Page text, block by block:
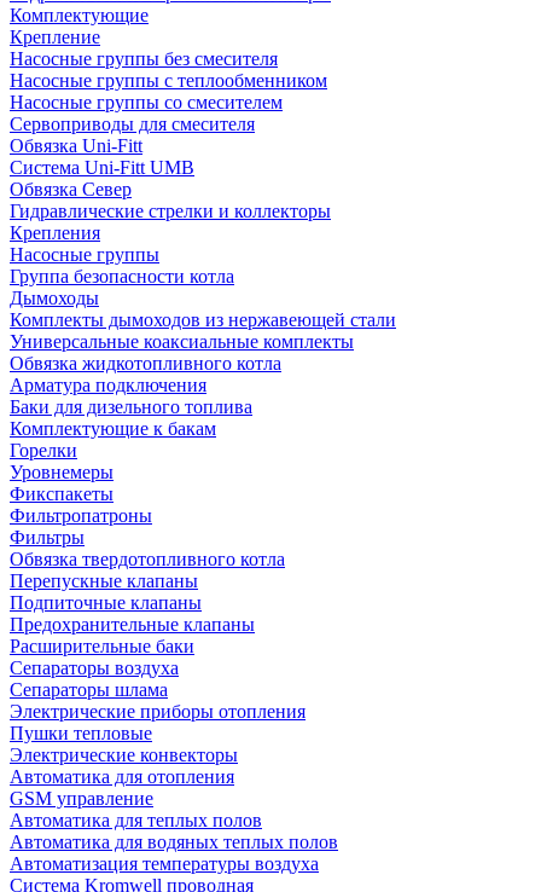
Комплектующие
Крепление
Насосные группы без смесителя
Насосные группы с теплообменником
Насосные группы со смесителем
Сервоприводы для смесителя
Обвязка Uni-Fitt
Система Uni-Fitt UMB
Обвязка Север
Гидравлические стрелки и коллекторы
Крепления
Насосные группы
Группа безопасности котла
Дымоходы
Комплекты дымоходов из нержавеющей стали
Универсальные коаксиальные комплекты
Обвязка жидкотопливного котла
Арматура подключения
Баки для дизельного топлива
Комплектующие к бакам
Горелки
Уровнемеры
Фикспакеты
Фильтропатроны
Фильтры
Обвязка твердотопливного котла
Перепускные клапаны
Подпиточные клапаны
Предохранительные клапаны
Расширительные баки
Сепараторы воздуха
Сепараторы шлама
Электрические приборы отопления
Пушки тепловые
Электрические конвекторы
Автоматика для отопления
GSM управление
Автоматика для теплых полов
Автоматика для водяных теплых полов
Автоматизация температуры воздуха
Система Kromwell проводная